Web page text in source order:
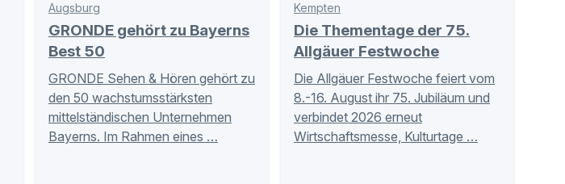
Augsburg
GRONDE gehört zu Bayerns
Best 50
GRONDE Sehen & Hören gehört zu
den 50 wachstumsstärksten
mittelständischen Unternehmen
Bayerns. Im Rahmen eines …
Kempten
Die Thementage der 75.
Allgäuer Festwoche
Die Allgäuer Festwoche feiert vom
8.-16. August ihr 75. Jubiläum und
verbindet 2026 erneut
Wirtschaftsmesse, Kulturtage …